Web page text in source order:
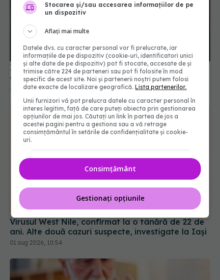
Ingredientul din băuturile consumate de milioane
de oameni care ar putea afecta intestinul
30 iul 2026, 07:33
Virusul West Nile, confirmat la o tânără de 22 de
ani. Alte două cazuri suspecte, investigate la Iași
01 aug 2026, 10:54
Stocarea și/sau accesarea informațiilor de pe
un dispozitiv
Aflați mai multe
Datele dvs. cu caracter personal vor fi prelucrate, iar
informațiile de pe dispozitiv (cookie-uri, identificatori unici
și alte date de pe dispozitiv) pot fi stocate, accesate de și
trimise către 224 de parteneri sau pot fi folosite în mod
specific de acest site. Noi și partenerii noștri putem folosi
date exacte de localizare geografică.Lista partenerilor.
Unii furnizori vă pot prelucra datele cu caracter personal în
interes legitim, față de care puteți obiecta prin gestionarea
opțiunilor de mai jos. Căutați un link în partea de jos a
acestei pagini pentru a gestiona sau a vă retrage
consimțământul în setările de confidențialitate și cookie-
uri.
Consimțământ
Gestionați opțiunile